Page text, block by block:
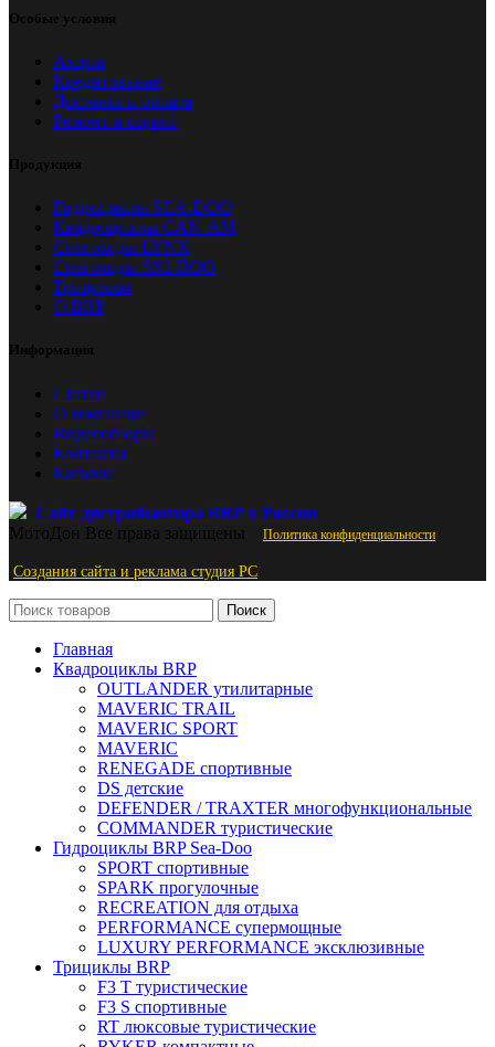
Особые условия
Акции
Кредитование
Доставка и оплата
Ремонт и сервис
Продукция
Гидроциклы SEA-DOO
Квадроциклы CAN-AM
Снегоходы LYNX
Снегоходы SKI-DOO
Трициклы
О BRP
Информация
Статьи
О компании
Видеообзоры
Контакты
Каталог
Сайт дистрибьютора BRP в России
МотоДон Все права защищены Политика конфиденциальности
Создания сайта и реклама студия PС
Поиск
Главная
Квадроциклы BRP
OUTLANDER утилитарные
MAVERIC TRAIL
MAVERIC SPORT
MAVERIC
RENEGADE спортивные
DS детские
DEFENDER / TRAXTER многофункциональные
COMMANDER туристические
Гидроциклы BRP Sea-Doo
SPORT спортивные
SPARK прогулочные
RECREATION для отдыха
PERFORMANCE супермощные
LUXURY PERFORMANCE эксклюзивные
Трициклы BRP
F3 T туристические
F3 S спортивные
RT люксовые туристические